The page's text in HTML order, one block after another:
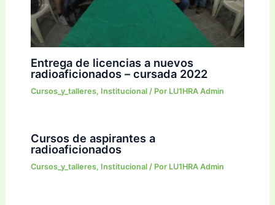
Entrega de licencias a nuevos
radioaficionados – cursada 2022
Cursos_y_talleres, Institucional/ Por LU1HRA Admin
Cursos de aspirantes a
radioaficionados
Cursos_y_talleres, Institucional/ Por LU1HRA Admin